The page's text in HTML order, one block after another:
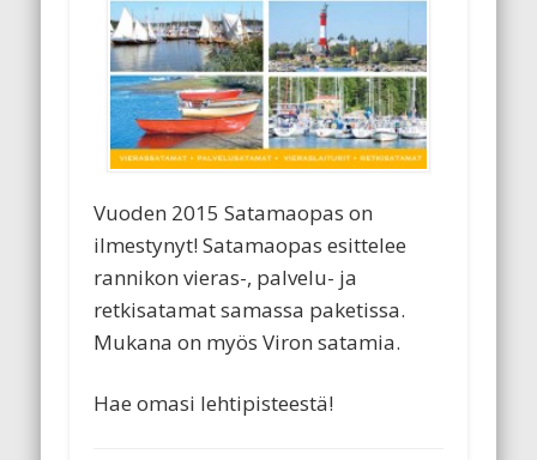
Vuoden 2015 Satamaopas on
ilmestynyt! Satamaopas esittelee
rannikon vieras-, palvelu- ja
retkisatamat samassa paketissa.
Mukana on myös Viron satamia.
Hae omasi lehtipisteestä!